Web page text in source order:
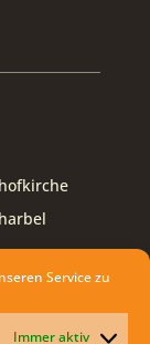
Service zu
Immer aktiv